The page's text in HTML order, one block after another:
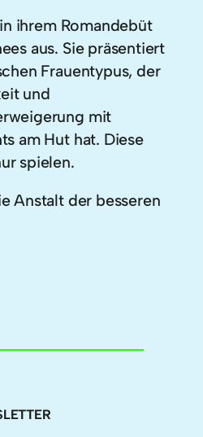
ihrem Romandebüt
aus. Sie präsentiert
Frauentypus, der
und
mit
am Hut hat. Diese
spielen.
Anstalt der besseren